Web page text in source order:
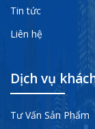
Tin tức
Liên hệ
Dịch vụ
Tư Vấn Sản Phẩm